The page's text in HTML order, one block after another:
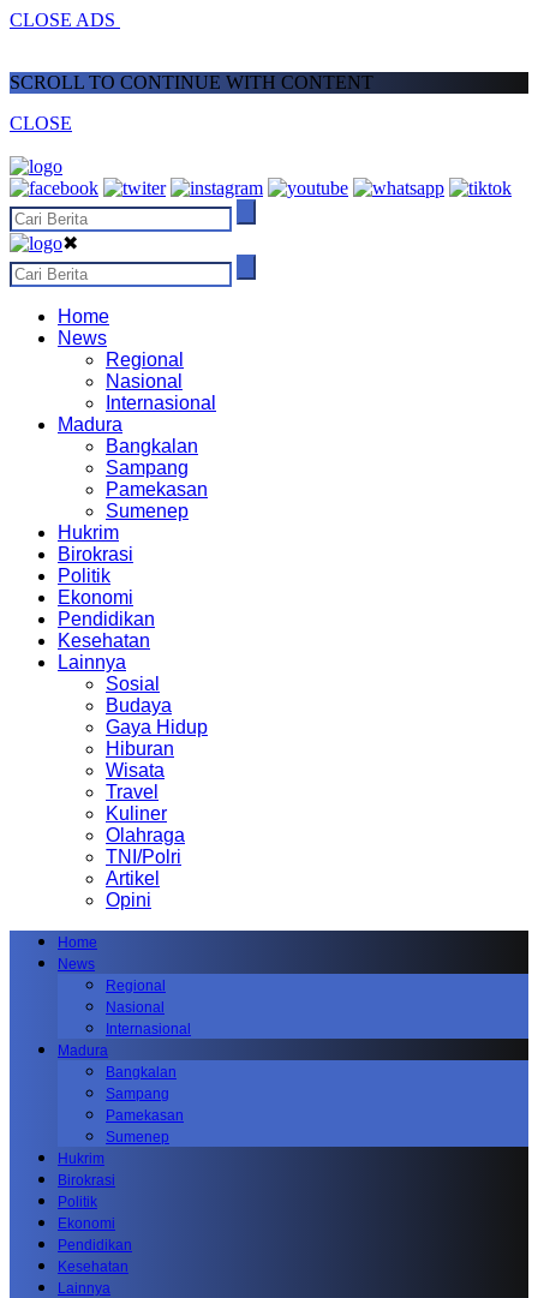
CLOSE ADS
SCROLL TO CONTINUE WITH CONTENT
CLOSE
✖
Home
News
Regional
Nasional
Internasional
Madura
Bangkalan
Sampang
Pamekasan
Sumenep
Hukrim
Birokrasi
Politik
Ekonomi
Pendidikan
Kesehatan
Lainnya
Sosial
Budaya
Gaya Hidup
Hiburan
Wisata
Travel
Kuliner
Olahraga
TNI/Polri
Artikel
Opini
Home
News
Regional
Nasional
Internasional
Madura
Bangkalan
Sampang
Pamekasan
Sumenep
Hukrim
Birokrasi
Politik
Ekonomi
Pendidikan
Kesehatan
Lainnya